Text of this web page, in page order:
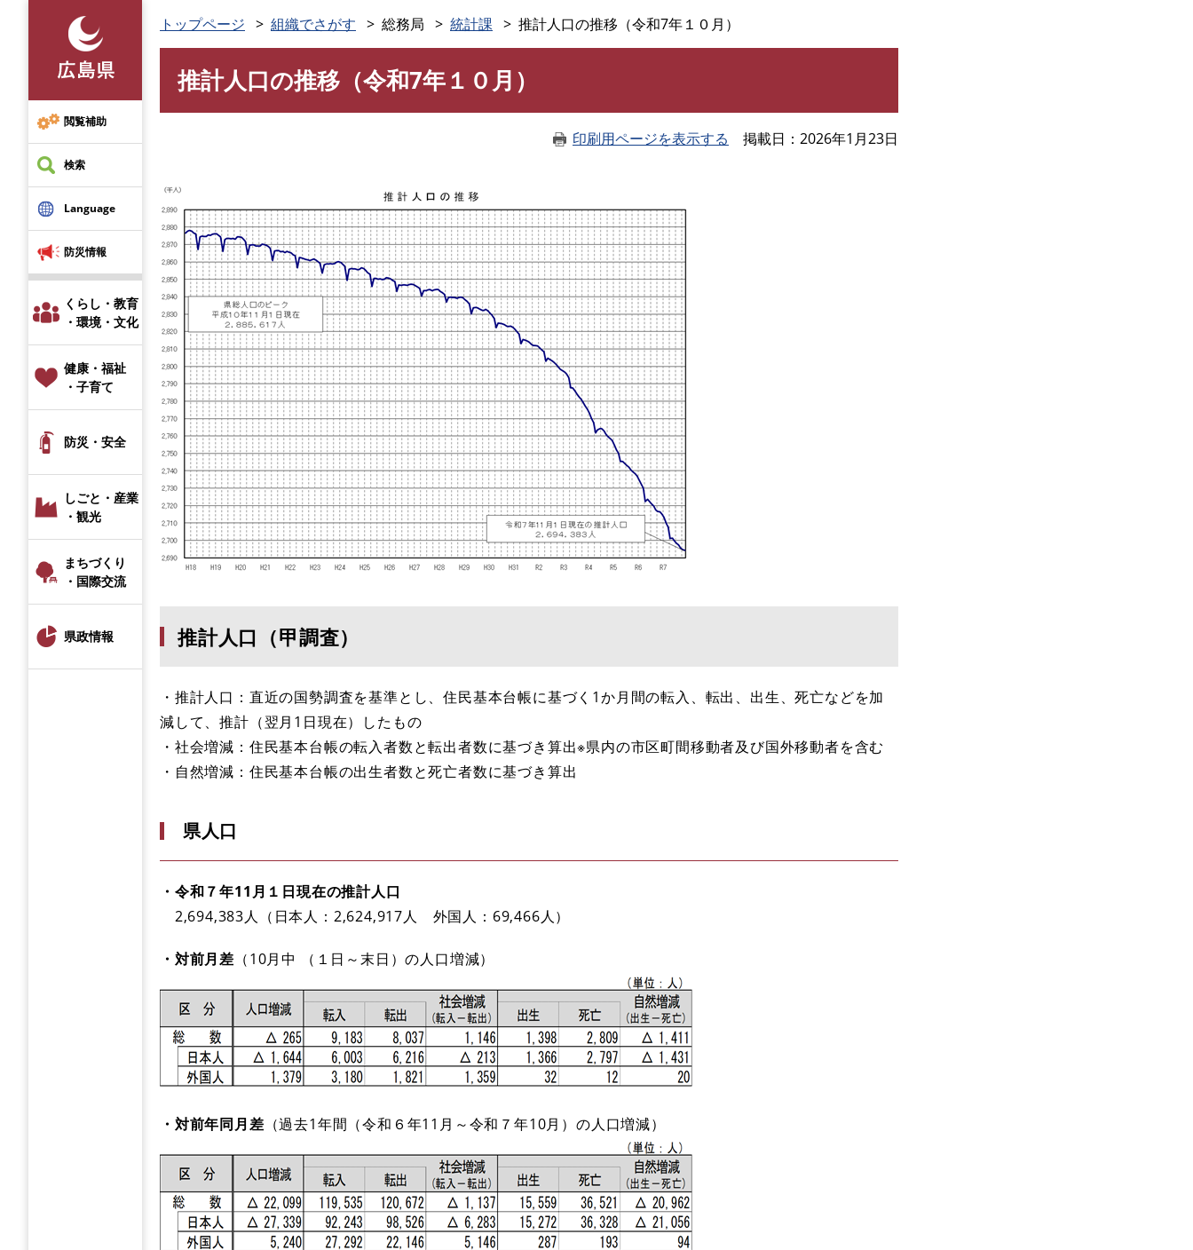
先
頭
で
す
閲覧補助
検索
Language
防災情報
くらし・教育
・環境・文化
健康・福祉
・子育て
防災・安全
しごと・産業
・観光
まちづくり
・国際交流
県政情報
トップページ 組織でさがす 総務局 統計課 推計人口の推移（令和7年１０月）
推計人口の推移（令和7年１０月）
印刷用ページを表示する 掲載日 2026年1月23日
推計人口（甲調査）
・推計人口：直近の国勢調査を基準とし、住民基本台帳に基づく1か月間の転入、転出、出生、死亡などを加
減して、推計（翌月1日現在）したもの
​・社会増減：住民基本台帳の転入者数と転出者数に基づき算出※県内の市区町間移動者及び国外移動者を含む
​・自然増減：住民基本台帳の出生者数と死亡者数に基づき算出
県人口
・令和７年11月１日現在の推計人口
2,694,383人（日本人：2,624,917人 外国人：69,466人）​​
・対前月差 （10月中 （１日～末日）の人口増減）
・対前年同月差 （過去1年間（令和６年11月～令和７年10月）の人口増減）